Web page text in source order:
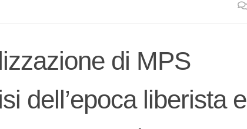
di MPS
dell’epoca liberista e